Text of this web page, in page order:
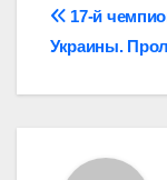
записів
17-й
Украины.